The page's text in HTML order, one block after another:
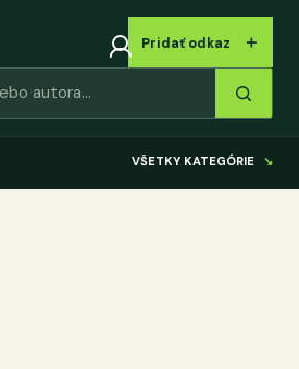
Pridať odkaz ＋
VŠETKY KATEGÓRIE ↘